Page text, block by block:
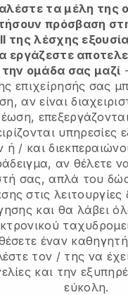
τα μέλη της
πρόσβαση
της λέσχης
εργάζεστε
ομάδα σας μαζί
επιχείρησής σας
αν είναι
υπηρεσίες
ή / και
αν θέλετε
σας, απλά του
στις λειτουργίες
και θα λάβει
έναν
τον / της να
και την
εύκολη.